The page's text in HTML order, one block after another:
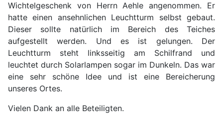
Wichtelgeschenk von Herrn Aehle angenommen. Er
hatte einen ansehnlichen Leuchtturm selbst gebaut.
Dieser sollte natürlich im Bereich des Teiches
aufgestellt werden. Und es ist gelungen. Der
Leuchtturm steht linksseitig am Schilfrand und
leuchtet durch Solarlampen sogar im Dunkeln. Das war
eine sehr schöne Idee und ist eine Bereicherung
unseres Ortes.
Vielen Dank an alle Beteiligten.